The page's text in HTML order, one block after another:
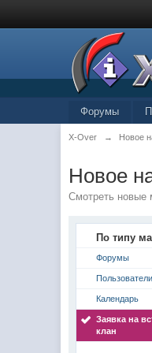
Форумы
X-Over → Новое
Новое
Смотреть новые
По типу
Форумы
Пользователи
Календарь
Заявка на
клан